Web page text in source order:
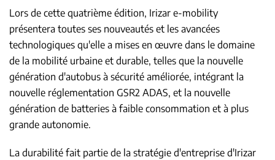
Lors de cette quatrième édition, Irizar e-mobility
présentera toutes ses nouveautés et les avancées
technologiques qu'elle a mises en œuvre dans le domaine
de la mobilité urbaine et durable, telles que la nouvelle
génération d'autobus à sécurité améliorée, intégrant la
nouvelle réglementation GSR2 ADAS, et la nouvelle
génération de batteries à faible consommation et à plus
grande autonomie.
La durabilité fait partie de la stratégie d'entreprise d'Irizar